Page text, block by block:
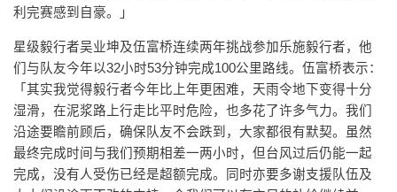
利完赛感到自豪。」
星级毅行者吴业坤及伍富桥连续两年挑战参加乐施毅行者，他
们与队友今年以32小时53分钟完成100公里路线。伍富桥表示：
「其实我觉得毅行者今年比上年更困难，天雨令地下变得十分
湿滑，在泥浆路上行走比平时危险，也多花了许多气力。我们
沿途要瞻前顾后，确保队友不会跌到，大家都很有默契。虽然
最终完成时间与我们预期相差一两小时，但台风过后仍能一起
完成，没有人受伤已经是超额完成。同时亦要多谢支援队伍及